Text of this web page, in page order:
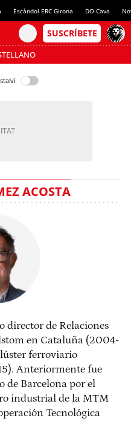
Escàndol ERC Girona DO Cava
ACOSTA
director de Relaciones
en Cataluña (2004-
ferroviario
Anteriormente fue
de Barcelona por el
industrial de la MTM
Tecnológica